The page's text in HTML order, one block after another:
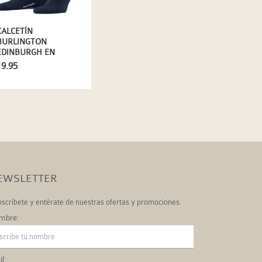
EN
DE COLOR
y entérate de nuestras ofertas y promociones.